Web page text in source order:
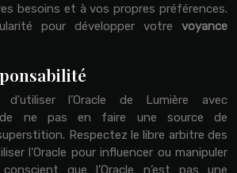
besoins et à vos propres préférences.
pour développer votre voyance
l’Oracle de Lumière avec
ne pas en faire une source de
Respectez le libre arbitre des
l’Oracle pour influencer ou manipuler
que l’Oracle n’est pas une